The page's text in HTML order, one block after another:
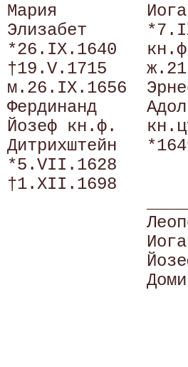
Мария
Элизабет
*26.IX.1640
†19.V.1715
м.26.IX.1656
Фердинанд
Йозеф кн.ф.
Дитрихштейн
*5.VII.1628
†1.XII.1698